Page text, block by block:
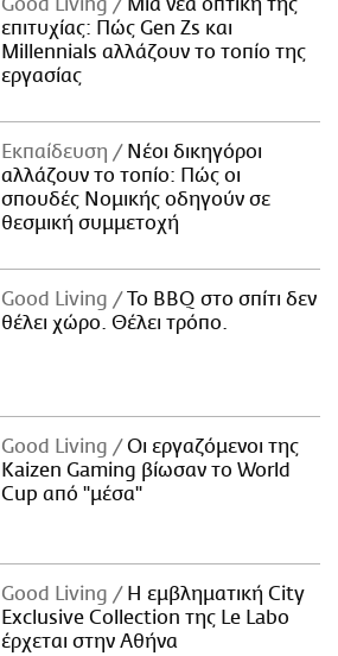
Good Living
Μια νέα οπτική της
επιτυχίας: Πώς Gen Zs και
Millennials αλλάζουν το τοπίο της
εργασίας
Εκπαίδευση
Νέοι δικηγόροι
αλλάζουν το τοπίο: Πώς οι
σπουδές Νομικής οδηγούν σε
θεσμική συμμετοχή
Good Living
Το BBQ στο σπίτι δεν
θέλει χώρο. Θέλει τρόπο.
Good Living
Οι εργαζόμενοι της
Kaizen Gaming βίωσαν το World
Cup από "μέσα"
Good Living
Η εμβληματική City
Exclusive Collection της Le Labo
έρχεται στην Αθήνα